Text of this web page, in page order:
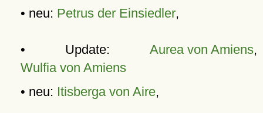
• neu: Petrus der Einsiedler,
• Update: Aurea von Amiens,
Wulfia von Amiens
• neu: Itisberga von Aire,